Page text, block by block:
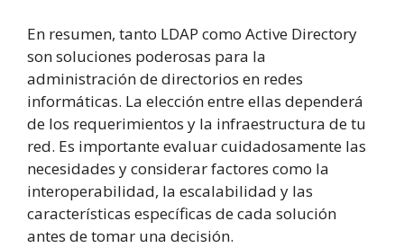
En resumen, tanto LDAP como Active Directory
son soluciones poderosas para la
administración de directorios en redes
informáticas. La elección entre ellas dependerá
de los requerimientos y la infraestructura de tu
red. Es importante evaluar cuidadosamente las
necesidades y considerar factores como la
interoperabilidad, la escalabilidad y las
características específicas de cada solución
antes de tomar una decisión.